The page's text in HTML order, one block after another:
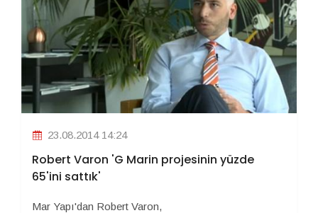
23.08.2014 14:24
Robert Varon 'G Marin projesinin yüzde
65'ini sattık'
Mar Yapı'dan Robert Varon,